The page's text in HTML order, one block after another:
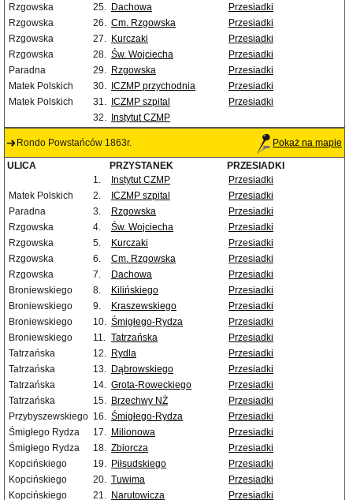
Rzgowska
25. Dachowa
Przesiadki
Rzgowska
26. Cm. Rzgowska
Przesiadki
Rzgowska
27. Kurczaki
Przesiadki
Rzgowska
28. Św. Wojciecha
Przesiadki
Paradna
29. Rzgowska
Przesiadki
Matek Polskich
30. ICZMP przychodnia
Przesiadki
Matek Polskich
31. ICZMP szpital
Przesiadki
32.
Instytut CZMP
Rondo Powstańców 1863r. Pokaż na mapie
ULICA PRZYSTANEK
PRZESIADKI
1.
Instytut CZMP
Przesiadki
Matek Polskich
2. ICZMP szpital
Przesiadki
Paradna
3. Rzgowska
Przesiadki
Rzgowska
4. Św. Wojciecha
Przesiadki
Rzgowska
5. Kurczaki
Przesiadki
Rzgowska
6. Cm. Rzgowska
Przesiadki
Rzgowska
7. Dachowa
Przesiadki
Broniewskiego
8. Kilińskiego
Przesiadki
Broniewskiego
9. Kraszewskiego
Przesiadki
Broniewskiego
10. Śmigłego-Rydza
Przesiadki
Broniewskiego
11. Tatrzańska
Przesiadki
Tatrzańska
12. Rydla
Przesiadki
Tatrzańska
13. Dąbrowskiego
Przesiadki
Tatrzańska
14. Grota-Roweckiego
Przesiadki
Tatrzańska
15. Brzechwy NŻ
Przesiadki
Przybyszewskiego 16. Śmigłego-Rydza
Przesiadki
Śmigłego Rydza
17. Milionowa
Przesiadki
Śmigłego Rydza
18. Zbiorcza
Przesiadki
Kopcińskiego
19. Piłsudskiego
Przesiadki
Kopcińskiego
20. Tuwima
Przesiadki
Kopcińskiego
21. Narutowicza Przesiadki